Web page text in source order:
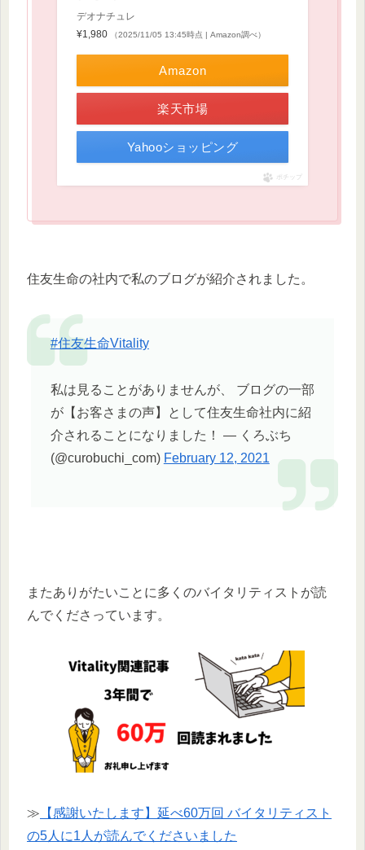
デオナチュレ
¥1,980
（2025/11/05 13:45時点 | Amazon調べ）
Amazon
楽天市場
Yahooショッピング
ポチップ
住友生命の社内で私のブログが紹介されました。
#住友生命Vitality
私は見ることがありませんが、 ブログの一部
が【お客さまの声】として住友生命社内に紹
介されることになりました！ — くろぶち
(@curobuchi_com) February 12, 2021
またありがたいことに多くのバイタリティストが読
んでくださっています。
≫ 【感謝いたします】延べ60万回 バイタリティスト
の5人に1人が読んでくださいました